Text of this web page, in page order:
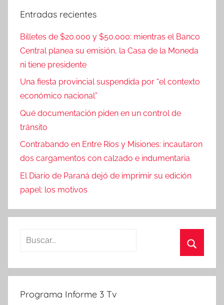
Entradas recientes
Billetes de $20.000 y $50.000: mientras el Banco
Central planea su emisión, la Casa de la Moneda
ni tiene presidente
Una fiesta provincial suspendida por “el contexto
económico nacional”
Qué documentación piden en un control de
tránsito
Contrabando en Entre Ríos y Misiones: incautaron
dos cargamentos con calzado e indumentaria
El Diario de Paraná dejó de imprimir su edición
papel: los motivos
Buscar:
Buscar
Programa Informe 3 Tv